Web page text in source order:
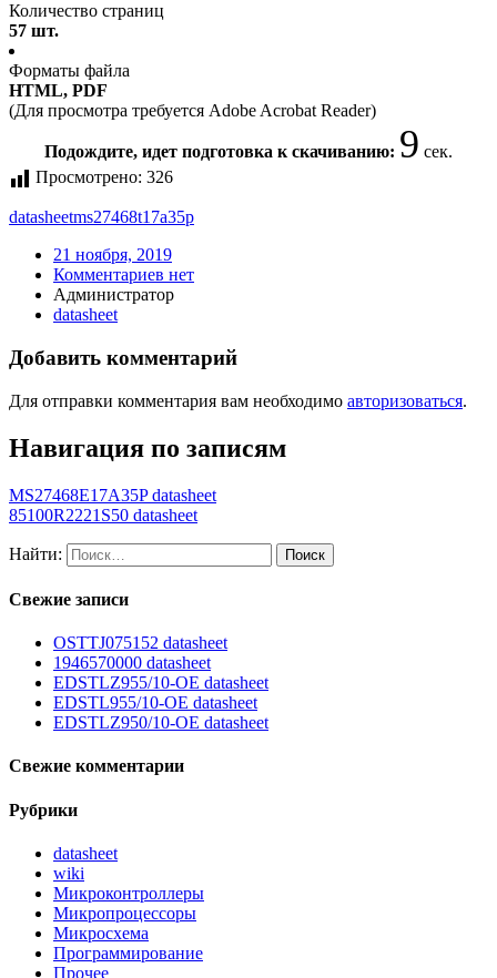
Количество страниц
57 шт.
Форматы файла
HTML, PDF
(Для просмотра требуется Adobe Acrobat Reader)
Подождите, идет подготовка к скачиванию: 9 сек.
Просмотрено: 326
datasheetms27468t17a35p
21 ноября, 2019
Комментариев нет
Администратор
datasheet
Добавить комментарий
Для отправки комментария вам необходимо авторизоваться.
Навигация по записям
MS27468E17A35P datasheet
85100R2221S50 datasheet
Найти:
Свежие записи
OSTTJ075152 datasheet
1946570000 datasheet
EDSTLZ955/10-OE datasheet
EDSTL955/10-OE datasheet
EDSTLZ950/10-OE datasheet
Свежие комментарии
Рубрики
datasheet
wiki
Микроконтроллеры
Микропроцессоры
Микросхема
Программирование
Прочее